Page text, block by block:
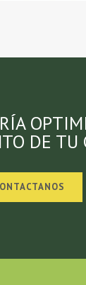
DE TU